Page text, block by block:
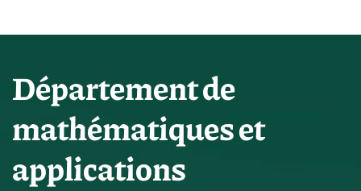
Département de
mathématiques et
applications